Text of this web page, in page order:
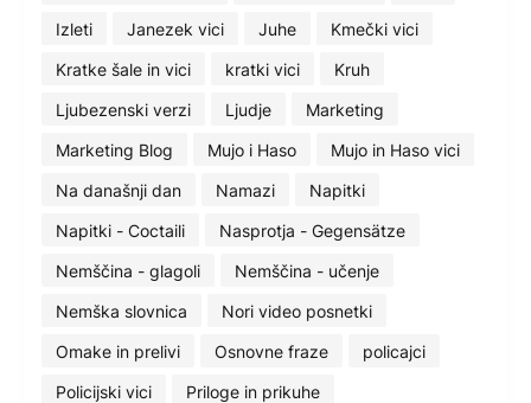
Izleti
Janezek vici Juhe
Kmečki vici
Kratke šale in vici
kratki vici
Kruh
Ljubezenski verzi
Ljudje
Marketing
Marketing Blog
Mujo i Haso
Mujo in Haso vici
Na današnji dan
Namazi
Napitki
Napitki - Coctaili
Nasprotja - Gegensätze
Nemščina - glagoli
Nemščina - učenje
Nemška slovnica
Nori video posnetki
Omake in prelivi
Osnovne fraze
policajci
Policijski vici
Priloge in prikuhe